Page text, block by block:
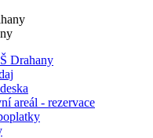
Drahany
areál - rezervace